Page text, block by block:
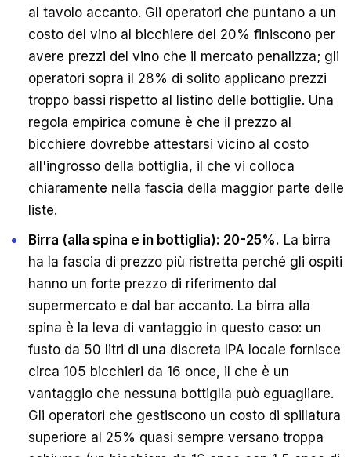
al tavolo accanto. Gli operatori che puntano a un
costo del vino al bicchiere del 20% finiscono per
avere prezzi del vino che il mercato penalizza; gli
operatori sopra il 28% di solito applicano prezzi
troppo bassi rispetto al listino delle bottiglie. Una
regola empirica comune è che il prezzo al
bicchiere dovrebbe attestarsi vicino al costo
all'ingrosso della bottiglia, il che vi colloca
chiaramente nella fascia della maggior parte delle
liste.
Birra (alla spina e in bottiglia): 20-25%. La birra
ha la fascia di prezzo più ristretta perché gli ospiti
hanno un forte prezzo di riferimento dal
supermercato e dal bar accanto. La birra alla
spina è la leva di vantaggio in questo caso: un
fusto da 50 litri di una discreta IPA locale fornisce
circa 105 bicchieri da 16 once, il che è un
vantaggio che nessuna bottiglia può eguagliare.
Gli operatori che gestiscono un costo di spillatura
superiore al 25% quasi sempre versano troppa